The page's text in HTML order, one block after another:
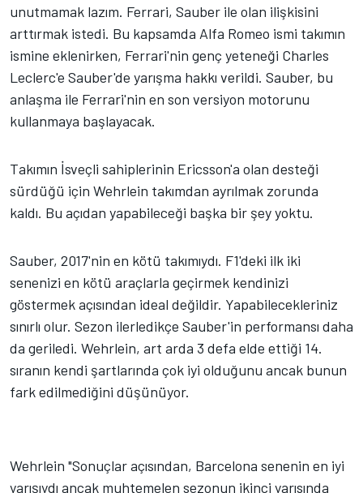
unutmamak lazım. Ferrari, Sauber ile olan ilişkisini
arttırmak istedi. Bu kapsamda Alfa Romeo ismi takımın
ismine eklenirken, Ferrari'nin genç yeteneği Charles
Leclerc'e Sauber'de yarışma hakkı verildi. Sauber, bu
anlaşma ile Ferrari'nin en son versiyon motorunu
kullanmaya başlayacak.
Takımın İsveçli sahiplerinin Ericsson'a olan desteği
sürdüğü için Wehrlein takımdan ayrılmak zorunda
kaldı. Bu açıdan yapabileceği başka bir şey yoktu.
Sauber, 2017'nin en kötü takımıydı. F1'deki ilk iki
senenizi en kötü araçlarla geçirmek kendinizi
göstermek açısından ideal değildir. Yapabilecekleriniz
sınırlı olur. Sezon ilerledikçe Sauber'in performansı daha
da geriledi. Wehrlein, art arda 3 defa elde ettiği 14.
sıranın kendi şartlarında çok iyi olduğunu ancak bunun
fark edilmediğini düşünüyor.
Wehrlein "Sonuçlar açısından, Barcelona senenin en iyi
yarışıydı ancak muhtemelen sezonun ikinci yarısında